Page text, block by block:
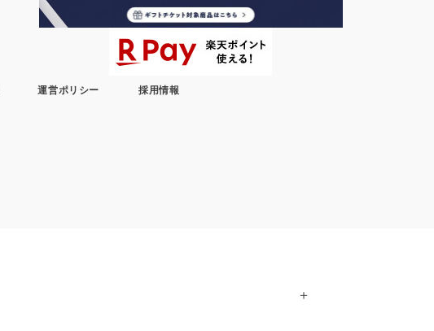
運営ポリシー 採用情報
＋